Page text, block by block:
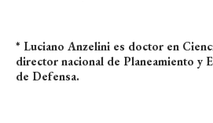
* Luciano Anzelini es doctor en
director nacional de Planeamiento y
de Defensa.